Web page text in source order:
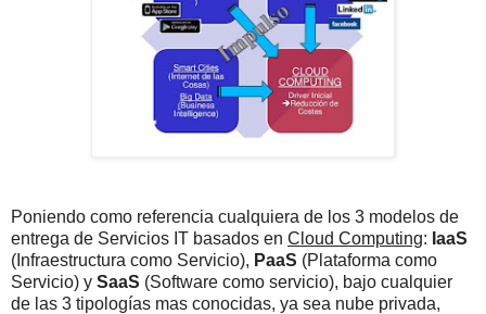
Poniendo como referencia cualquiera de los 3 modelos de
entrega de Servicios IT basados en Cloud Computing: IaaS
(Infraestructura como Servicio), PaaS (Plataforma como
Servicio) y SaaS (Software como servicio), bajo cualquier
de las 3 tipologías mas conocidas, ya sea nube privada,